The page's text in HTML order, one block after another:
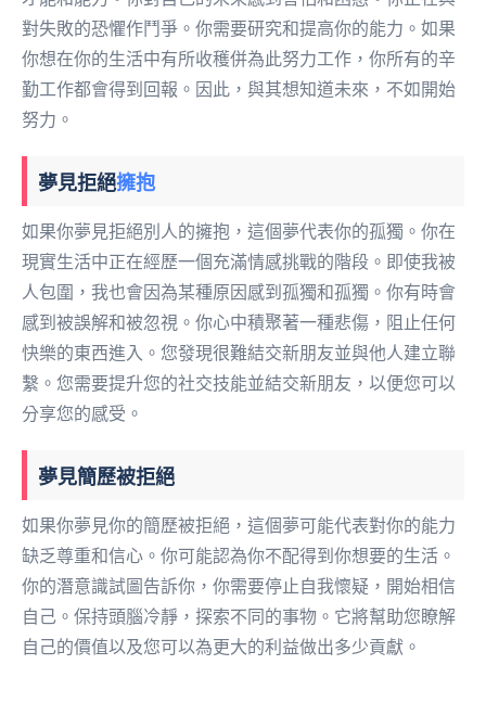
對失敗的恐懼作鬥爭。你需要研究和提高你的能力。如果
你想在你的生活中有所收穫併為此努力工作，你所有的辛
勤工作都會得到回報。因此，與其想知道未來，不如開始
努力。
夢見拒絕擁抱
如果你夢見拒絕別人的擁抱，這個夢代表你的孤獨。你在
現實生活中正在經歷一個充滿情感挑戰的階段。即使我被
人包圍，我也會因為某種原因感到孤獨和孤獨。你有時會
感到被誤解和被忽視。你心中積聚著一種悲傷，阻止任何
快樂的東西進入。您發現很難結交新朋友並與他人建立聯
繫。您需要提升您的社交技能並結交新朋友，以便您可以
分享您的感受。
夢見簡歷被拒絕
如果你夢見你的簡歷被拒絕，這個夢可能代表對你的能力
缺乏尊重和信心。你可能認為你不配得到你想要的生活。
你的潛意識試圖告訴你，你需要停止自我懷疑，開始相信
自己。保持頭腦冷靜，探索不同的事物。它將幫助您瞭解
自己的價值以及您可以為更大的利益做出多少貢獻。